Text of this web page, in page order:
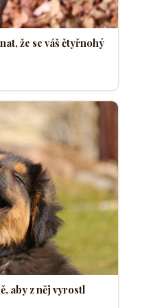
že se váš čtyřnohý
aby z něj vyrostl